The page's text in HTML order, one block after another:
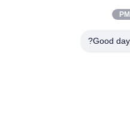
منطقة تطور التكنولوجيا العالية في
Good